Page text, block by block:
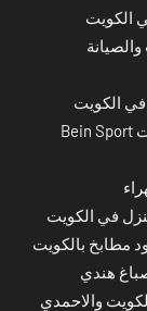
الكويت
اشتراك بي ان سبورت المنطقة العاشرة باقات Bein Sport
في الكويت
مطابخ بالكويت
هندي
والاحمدي